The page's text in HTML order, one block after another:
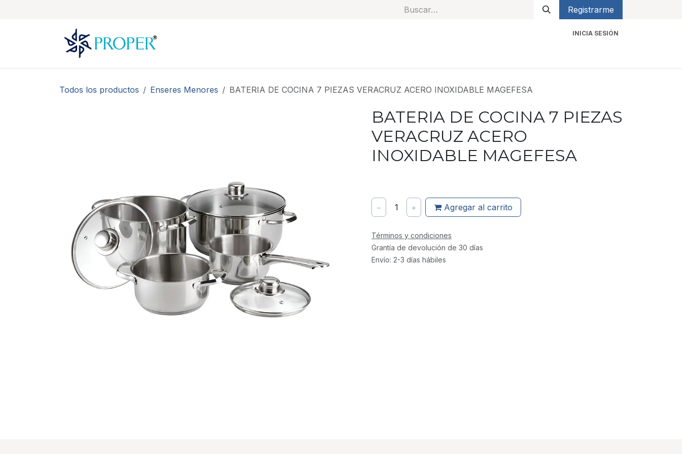
Registrarme
INICIA SESIÓN
Todos los productos Enseres Menores BATERIA DE COCINA 7 PIEZAS VERACRUZ ACERO INOXIDABLE MAGEFESA
BATERIA DE COCINA 7 PIEZAS
VERACRUZ ACERO
INOXIDABLE MAGEFESA
− 1 + Agregar al carrito
Términos y condiciones
Grantía de devolución de 30 días
Envío: 2-3 días hábiles